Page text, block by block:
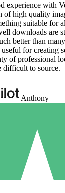
experience with
of high quality
suitable for
downloads are
better than
useful for creating
of professional
difficult to source.
Anthony